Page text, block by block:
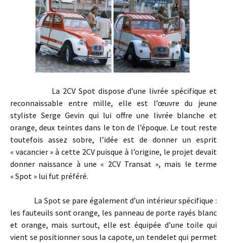
La 2CV Spot dispose d’une livrée spécifique et
reconnaissable entre mille, elle est l’œuvre du jeune
styliste Serge Gevin qui lui offre une livrée blanche et
orange, deux teintes dans le ton de l’époque. Le tout reste
toutefois assez sobre, l’idée est de donner un esprit
« vacancier » à cette 2CV puisque à l’origine, le projet devait
donner naissance à une « 2CV Transat », mais le terme
« Spot » lui fut préféré.
La Spot se pare également d’un intérieur spécifique :
les fauteuils sont orange, les panneau de porte rayés blanc
et orange, mais surtout, elle est équipée d’une toile qui
vient se positionner sous la capote, un tendelet qui permet